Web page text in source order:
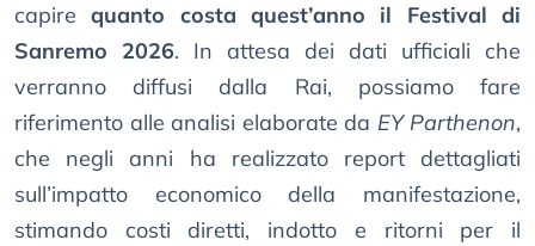
capirequanto costa quest’anno il Festival di
Sanremo 2026. In attesa dei dati ufficiali che
verranno diffusi dalla Rai, possiamo fare
riferimento alle analisi elaborate da EY Parthenon,
che negli anni ha realizzato report dettagliati
sull’impatto economico della manifestazione,
stimando costi diretti, indotto e ritorni per il